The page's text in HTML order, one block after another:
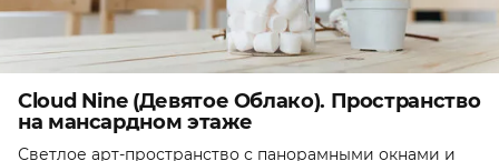
Cloud Nine (Девятое Облако). Пространство
на мансардном этаже
Светлое арт-пространство с панорамными окнами и